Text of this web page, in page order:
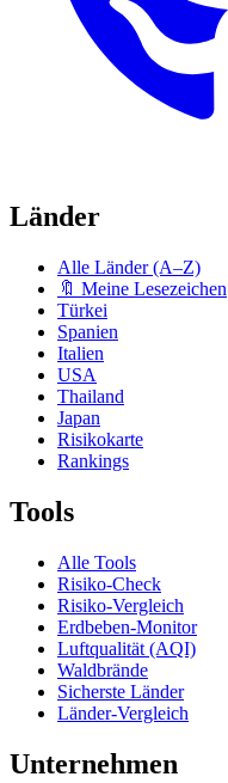
Länder
Alle Länder (A–Z)
🔖 Meine Lesezeichen
Türkei
Spanien
Italien
USA
Thailand
Japan
Risikokarte
Rankings
Tools
Alle Tools
Risiko-Check
Risiko-Vergleich
Erdbeben-Monitor
Luftqualität (AQI)
Waldbrände
Sicherste Länder
Länder-Vergleich
Unternehmen